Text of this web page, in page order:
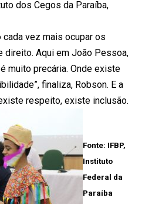
dos Cegos da Paraíba,
cada vez mais ocupar os
direito. Aqui em João Pessoa,
muito precária. Onde existe
finaliza, Robson. E a
respeito, existe inclusão.
Fonte: IFBP,
Instituto
Federal da
Paraíba